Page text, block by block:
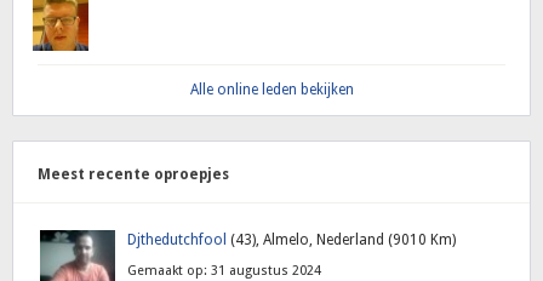
Alle online leden bekijken
Meest recente oproepjes
Djthedutchfool (43), Almelo, Nederland (9010 Km)
Gemaakt op: 31 augustus 2024